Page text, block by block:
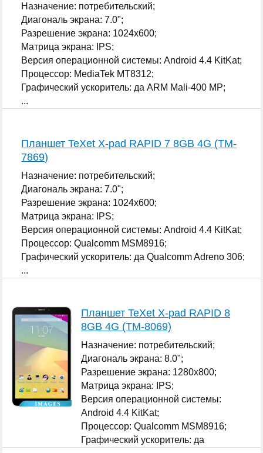
Назначение: потребительский;
Диагональ экрана: 7.0";
Разрешение экрана: 1024x600;
Матрица экрана: IPS;
Версия операционной системы: Android 4.4 KitKat;
Процессор: MediaTek MT8312;
Графический ускоритель: да ARM Mali-400 MP;
...
Планшет TeXet X-pad RAPID 7 8GB 4G (TM-
7869)
Назначение: потребительский;
Диагональ экрана: 7.0";
Разрешение экрана: 1024x600;
Матрица экрана: IPS;
Версия операционной системы: Android 4.4 KitKat;
Процессор: Qualcomm MSM8916;
Графический ускоритель: да Qualcomm Adreno 306;
...
Планшет TeXet X-pad RAPID 8
8GB 4G (TM-8069)
Назначение: потребительский;
Диагональ экрана: 8.0";
Разрешение экрана: 1280x800;
Матрица экрана: IPS;
Версия операционной системы:
Android 4.4 KitKat;
Процессор: Qualcomm MSM8916;
Графический ускоритель: да